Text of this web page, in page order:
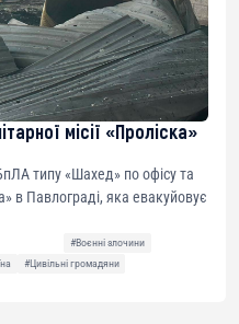
місії «Проліска»
типу «Шахед» по офісу та
в Павлограді, яка евакуйовує
#Воєнні злочини
#Цивільні громадяни